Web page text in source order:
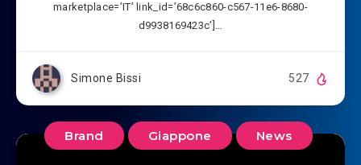
marketplace=’IT’ link_id=’68c6c860-c567-11e6-8680-
d9938169423c’]…
Simone Bissi 527
Brand Giappone News